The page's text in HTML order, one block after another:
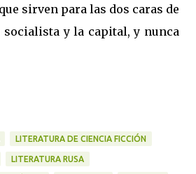
sirven para las dos caras de
y la capital, y nunca
LITERATURA DE CIENCIA FICCIÓN
LITERATURA RUSA